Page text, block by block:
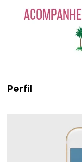
Perfil